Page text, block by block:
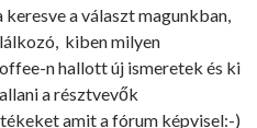
a választ magunkban,
kiben milyen
n hallott új ismeretek és ki
a résztvevők
amit a fórum képvisel:-)